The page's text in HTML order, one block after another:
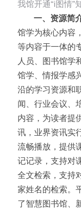
我馆开通“i图情”
一、资源简
馆学为核心内容
等内容于一体的
人员、图书馆学
馆学、情报学感
沿的学习资源和
闻、行业会议、
内容，为读者提
讯，业界资讯实
流畅播放，提供
记记录，支持对
全文检索，支持
家姓名的检索。
了智慧图书馆、